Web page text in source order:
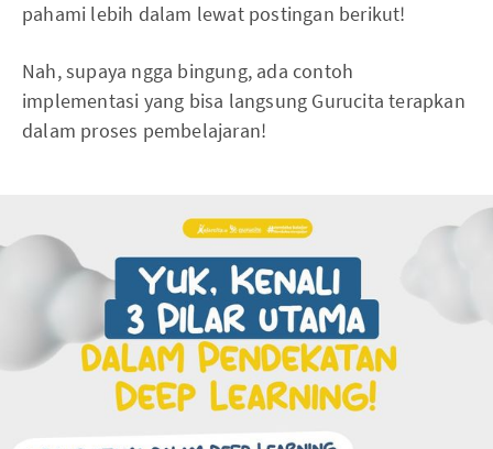
pahami lebih dalam lewat postingan berikut!
Nah, supaya ngga bingung, ada contoh
implementasi yang bisa langsung Gurucita terapkan
dalam proses pembelajaran!